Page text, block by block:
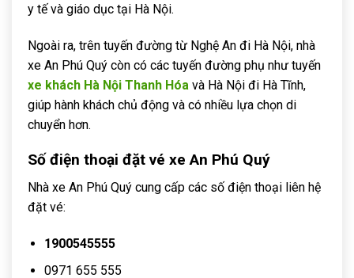
y tế và giáo dục tại Hà Nội.
Ngoài ra, trên tuyến đường từ Nghệ An đi Hà Nội, nhà
xe An Phú Quý còn có các tuyến đường phụ như tuyến
xe khách Hà Nội Thanh Hóa và Hà Nội đi Hà Tĩnh,
giúp hành khách chủ động và có nhiều lựa chọn di
chuyển hơn.
Số điện thoại đặt vé xe An Phú Quý
Nhà xe An Phú Quý cung cấp các số điện thoại liên hệ
đặt vé:
1900545555
0971 655 555